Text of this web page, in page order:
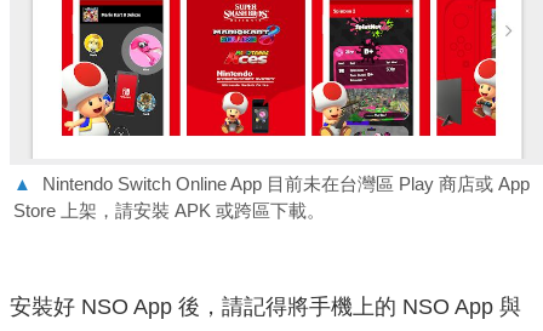
▲
Nintendo Switch Online App 目前未在台灣區 Play 商店或 App
Store 上架，請安裝 APK 或跨區下載。
安裝好 NSO App 後，請記得將手機上的 NSO App 與